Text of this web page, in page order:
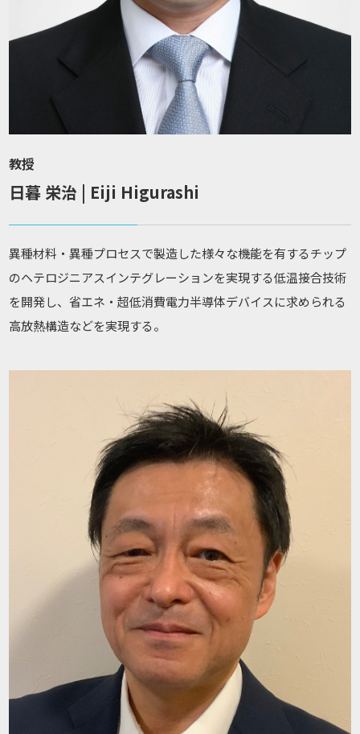
教授
日暮 栄治 | Eiji Higurashi
異種材料・異種プロセスで製造した様々な機能を有するチップ
のヘテロジニアスインテグレーションを実現する低温接合技術
を開発し、省エネ・超低消費電力半導体デバイスに求められる
高放熱構造などを実現する。